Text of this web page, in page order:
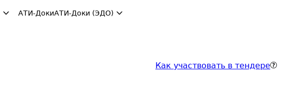
АТИ-ДокиАТИ-Доки (ЭДО)
Как участвовать в тендере